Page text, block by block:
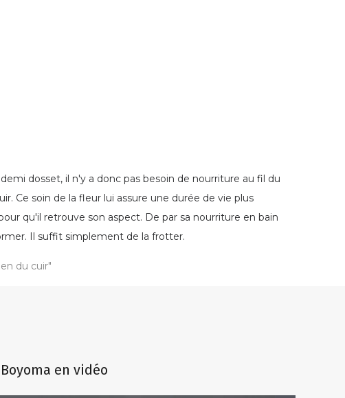
dosset, il n'y a donc pas besoin de nourriture au fil du
Ce soin de la fleur lui assure une durée de vie plus
qu'il retrouve son aspect. De par sa nourriture en bain
Il suffit simplement de la frotter.
du cuir"
en vidéo